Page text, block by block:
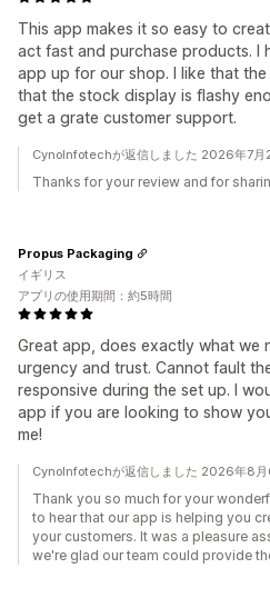
This app makes it so easy to
act fast and purchase products. I
app up for our shop. I like that
that the stock display is flashy
get a grate customer support.
CynoInfotechが返信しました 2026年7月
Thanks for your review and for
Great app, does exactly what we
urgency and trust. Cannot fault
responsive during the set up. I
app if you are looking to show
me!
Propus Packaging
イギリス
アプリの使用期間：約5時間
CynoInfotechが返信しました 2026年8月
Thank you so much for your
to hear that our app is helping you
your customers. It was a pleasure
we're glad our team could provide